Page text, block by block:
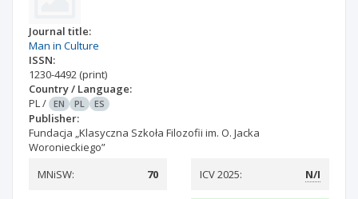
Journal title:
Man in Culture
ISSN:
1230-4492 (print)
Country / Language:
PL/ EN PL ES
Publisher:
Fundacja „Klasyczna Szkoła Filozofii im. O. Jacka
Woronieckiego”
MNiSW:
70 ICV 2025: N/I